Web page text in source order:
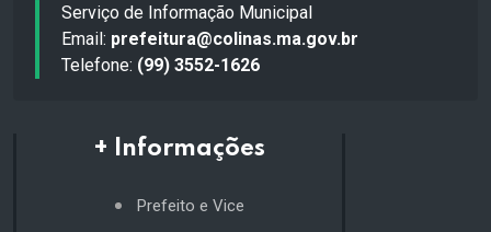
Serviço de Informação Municipal
Email: prefeitura@colinas.ma.gov.br
Telefone: (99) 3552-1626
+ Informações
Prefeito e Vice